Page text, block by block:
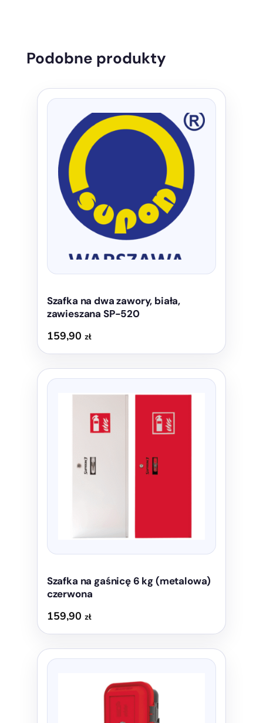
Podobne produkty
Szafka na dwa zawory, biała,
zawieszana SP-520
159,90 zł
Szafka na gaśnicę 6 kg (metalowa)
czerwona
159,90 zł